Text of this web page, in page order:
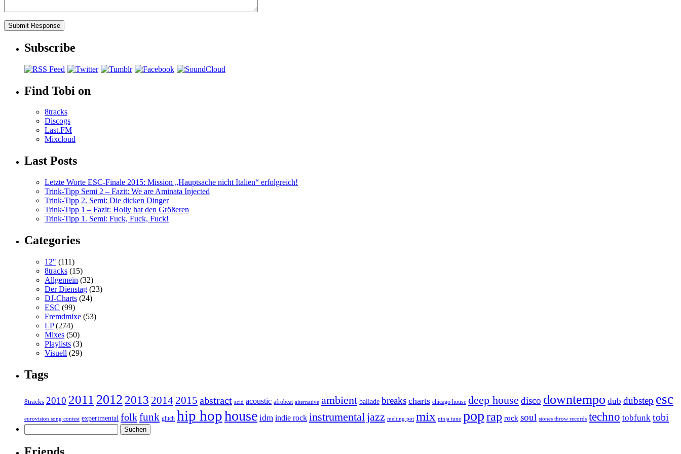
Subscribe
Find Tobi on
8tracks
Discogs
Last.FM
Mixcloud
Last Posts
Letzte Worte ESC-Finale 2015: Mission „Hauptsache nicht Italien“ erfolgreich!
Trink-Tipp Semi 2 – Fazit: We are Aminata Injected
Trink-Tipp 2. Semi: Die dicken Dinger
Trink-Tipp 1 – Fazit: Holly hat den Größeren
Trink-Tipp 1. Semi: Fuck, Fuck, Fuck!
Categories
12" (111)
8tracks (15)
Allgemein (32)
Der Dienstag (23)
DJ-Charts (24)
ESC (99)
Fremdmixe (53)
LP(274)
Mixes (50)
Playlists (3)
Visuell (29)
Tags
8tracks 2010 2011 2012 2013 2014 2015 abstract acid acoustic afrobeat alternative ambient ballade breaks charts chicago house deep house disco downtempo dub dubstep esc
eurovision song contest experimental folkfunk glitch hip hophouse idm indie rock instrumental jazz melting pot mix ninja tune poprap rock soul stones throw records techno tobfunk tobi
nach: